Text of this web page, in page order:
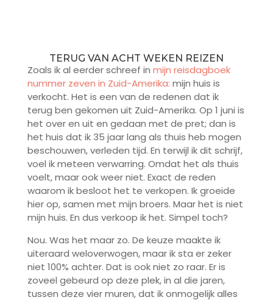
TERUG VAN ACHT WEKEN REIZEN
Zoals ik al eerder schreef in mijn reisdagboek
nummer zeven in Zuid-Amerika: mijn huis is
verkocht. Het is een van de redenen dat ik
terug ben gekomen uit Zuid-Amerika. Op 1 juni is
het over en uit en gedaan met de pret; dan is
het huis dat ik 35 jaar lang als thuis heb mogen
beschouwen, verleden tijd. En terwijl ik dit schrijf,
voel ik meteen verwarring. Omdat het als thuis
voelt, maar ook weer niet. Exact de reden
waarom ik besloot het te verkopen. Ik groeide
hier op, samen met mijn broers. Maar het is niet
mijn huis. En dus verkoop ik het. Simpel toch?
Nou. Was het maar zo. De keuze maakte ik
uiteraard weloverwogen, maar ik sta er zeker
niet 100% achter. Dat is ook niet zo raar. Er is
zoveel gebeurd op deze plek, in al die jaren,
tussen deze vier muren, dat ik onmogelijk alles